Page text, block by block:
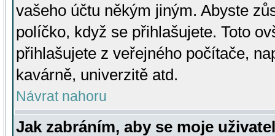
vašeho účtu někým jiným. Abyste
políčko, když se přihlašujete. Toto
přihlašujete z veřejného počítače,
kavárně, univerzitě atd.
Návrat nahoru
Jak zabráním, aby se moje